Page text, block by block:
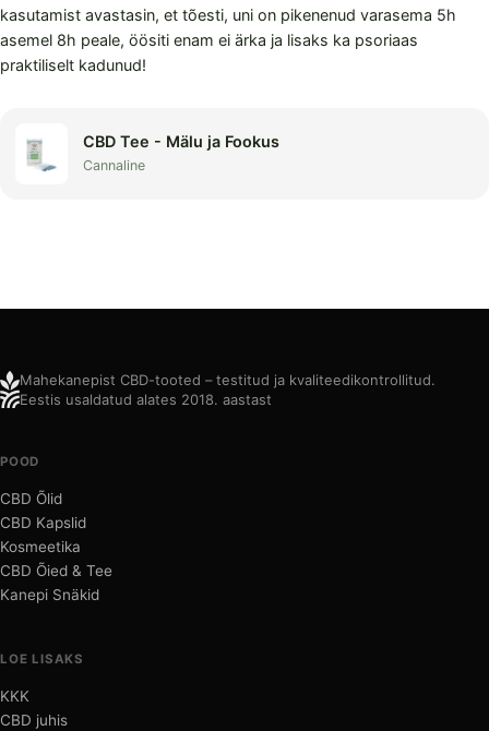
kasutamist avastasin, et tõesti, uni on pikenenud varasema 5h
asemel 8h peale, öösiti enam ei ärka ja lisaks ka psoriaas
praktiliselt kadunud!
CBD Tee - Mälu ja Fookus
Cannaline
Mahekanepist CBD-tooted – testitud ja kvaliteedikontrollitud.
Eestis usaldatud alates 2018. aastast
POOD
CBD Õlid
CBD Kapslid
Kosmeetika
CBD Õied & Tee
Kanepi Snäkid
LOE LISAKS
KKK
CBD juhis